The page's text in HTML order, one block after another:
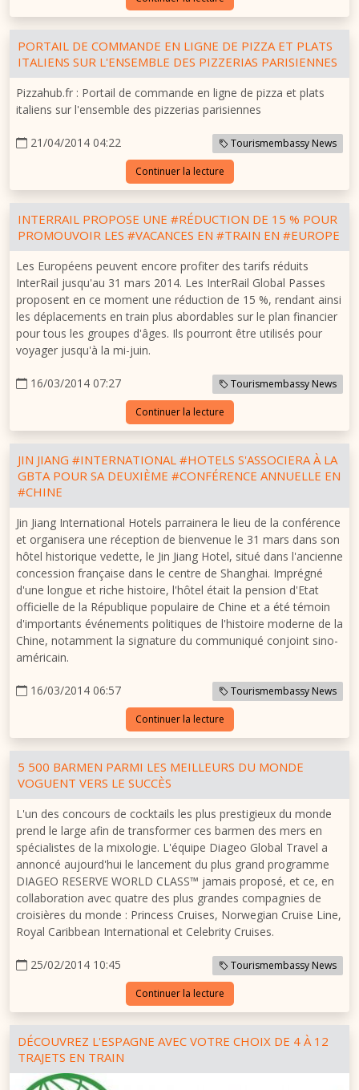
PORTAIL DE COMMANDE EN LIGNE DE PIZZA ET PLATS
ITALIENS SUR L'ENSEMBLE DES PIZZERIAS PARISIENNES
Pizzahub.fr : Portail de commande en ligne de pizza et plats
italiens sur l'ensemble des pizzerias parisiennes
21/04/2014 04:22 Tourismembassy News
Continuer la lecture
INTERRAIL PROPOSE UNE #RÉDUCTION DE 15 % POUR
PROMOUVOIR LES #VACANCES EN #TRAIN EN #EUROPE
Les Européens peuvent encore profiter des tarifs réduits
InterRail jusqu'au 31 mars 2014. Les InterRail Global Passes
proposent en ce moment une réduction de 15 %, rendant ainsi
les déplacements en train plus abordables sur le plan financier
pour tous les groupes d'âges. Ils pourront être utilisés pour
voyager jusqu'à la mi-juin.
16/03/2014 07:27 Tourismembassy News
Continuer la lecture
JIN JIANG #INTERNATIONAL #HOTELS S'ASSOCIERA À LA
GBTA POUR SA DEUXIÈME #CONFÉRENCE ANNUELLE EN
#CHINE
Jin Jiang International Hotels parrainera le lieu de la conférence
et organisera une réception de bienvenue le 31 mars dans son
hôtel historique vedette, le Jin Jiang Hotel, situé dans l'ancienne
concession française dans le centre de Shanghai. Imprégné
d'une longue et riche histoire, l'hôtel était la pension d'Etat
officielle de la République populaire de Chine et a été témoin
d'importants événements politiques de l'histoire moderne de la
Chine, notamment la signature du communiqué conjoint sino-
américain.
16/03/2014 06:57 Tourismembassy News
Continuer la lecture
5 500 BARMEN PARMI LES MEILLEURS DU MONDE
VOGUENT VERS LE SUCCÈS
L'un des concours de cocktails les plus prestigieux du monde
prend le large afin de transformer ces barmen des mers en
spécialistes de la mixologie. L'équipe Diageo Global Travel a
annoncé aujourd'hui le lancement du plus grand programme
DIAGEO RESERVE WORLD CLASS™ jamais proposé, et ce, en
collaboration avec quatre des plus grandes compagnies de
croisières du monde : Princess Cruises, Norwegian Cruise Line,
Royal Caribbean International et Celebrity Cruises.
25/02/2014 10:45 Tourismembassy News
Continuer la lecture
DÉCOUVREZ L'ESPAGNE AVEC VOTRE CHOIX DE 4 À 12
TRAJETS EN TRAIN